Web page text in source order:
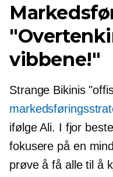
vibbene!"
Strange Bikinis
ifølge Ali. I fjor
fokusere på en
prøve å få alle til å